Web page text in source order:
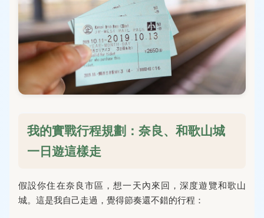
我的實戰行程規劃：奈良、和歌山城
一日遊這樣走
假設你住在奈良市區，想一天內來回，深度遊覽和歌山
城。這是我自己走過，覺得節奏還不錯的行程：